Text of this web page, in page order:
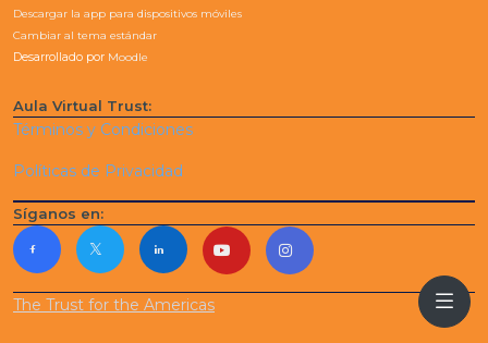
Descargar la app para dispositivos móviles
Cambiar al tema estándar
Desarrollado por Moodle
Aula Virtual Trust:
Términos y Condiciones
Políticas de Privacidad
Síganos en:
The Trust for the Americas